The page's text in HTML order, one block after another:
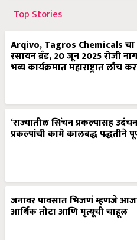
Top Stories
Arqivo, Tagros Chemicals चा
रसायन ब्रँड, 20 जून 2025 रोजी
भव्य कार्यक्रमात महाराष्ट्रात लाँच
‘राज्यातील सिंचन प्रकल्पासह
प्रकल्पांची कामे कालबद्ध पद्धतीने
जनावर पावसात भिजणं म्हणजे
आर्थिक तोटा आणि मृत्यूची चाहूल